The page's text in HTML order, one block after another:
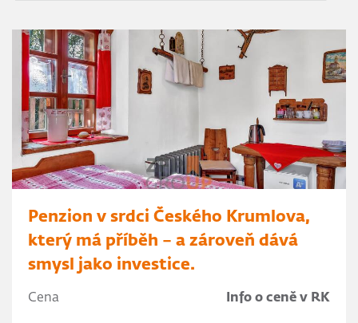
Penzion v srdci Českého Krumlova,
který má příběh – a zároveň dává
smysl jako investice.
Cena Info o ceně v RK